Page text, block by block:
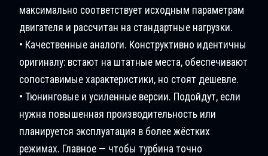
максимально соответствует исходным параметрам
двигателя и рассчитан на стандартные нагрузки.
• Качественные аналоги. Конструктивно идентичны
оригиналу: встают на штатные места, обеспечивают
сопоставимые характеристики, но стоят дешевле.
• Тюнинговые и усиленные версии. Подойдут, если
нужна повышенная производительность или
планируется эксплуатация в более жёстких
режимах. Главное — чтобы турбина точно